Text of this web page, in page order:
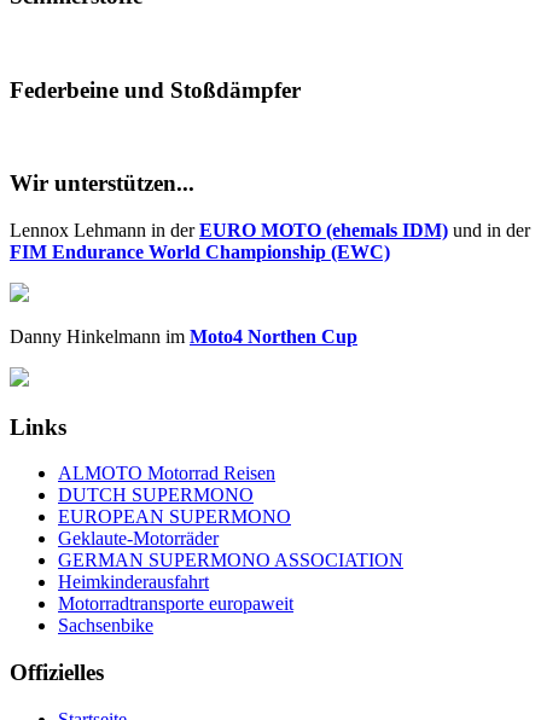
Federbeine und Stoßdämpfer
Wir unterstützen...
Lennox Lehmann in derEURO MOTO (ehemals IDM) und in der
FIM Endurance World Championship (EWC)
Danny Hinkelmann im Moto4 Northen Cup
Links
ALMOTO Motorrad Reisen
DUTCH SUPERMONO
EUROPEAN SUPERMONO
Geklaute-Motorräder
GERMAN SUPERMONO ASSOCIATION
Heimkinderausfahrt
Motorradtransporte europaweit
Sachsenbike
Offizielles